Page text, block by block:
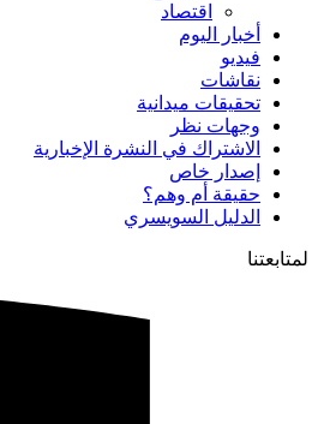
اقتصاد
أخبار اليوم
فيديو
نقاشات
تحقيقات ميدانية
وجهات نظر
الاشتراك في النشرة الإخبارية
إصدار خاص
حقيقة أم وهم؟
الدليل السويسري
لمتابعتنا